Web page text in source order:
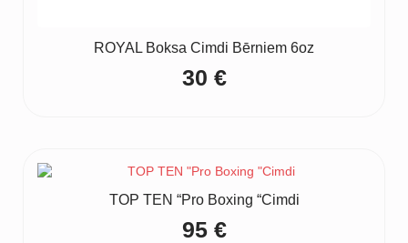
ROYAL Boksa Cimdi Bērniem 6oz
30 €
TOP TEN “Pro Boxing “Cimdi
95 €